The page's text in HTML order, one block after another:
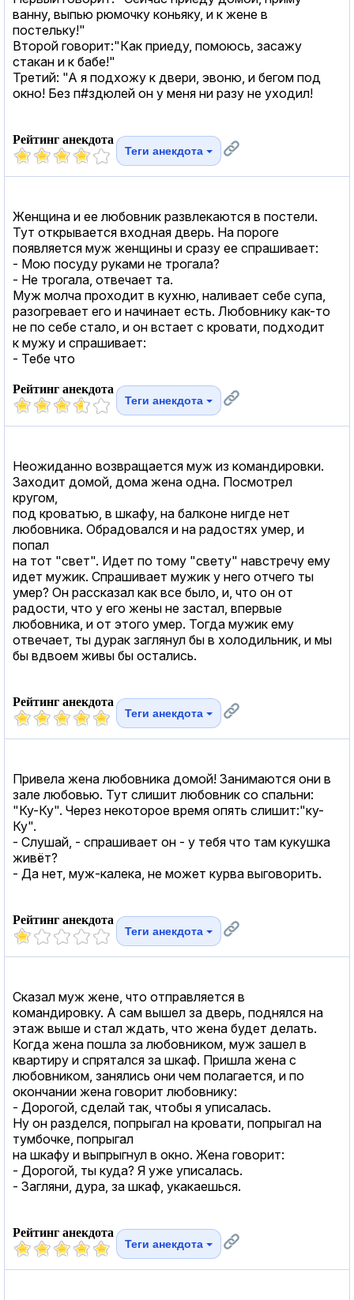
ванну, выпью рюмочку коньяку, и к жене в
постельку!"
Второй говорит:"Как приеду, помоюсь, засажу
стакан и к бабе!"
Третий: "А я подхожу к двери, эвоню, и бегом под
окно! Без п#здюлей он у меня ни разу не уходил!
Рейтинг анекдота
Теги анекдота
Женщина и ее любовник развлекаются в постели.
Тут открывается входная дверь. На пороге
появляется муж женщины и сразу ее спрашивает:
- Мою посуду руками не трогала?
- Не трогала, отвечает та.
Муж молча проходит в кухню, наливает себе супа,
разогревает его и начинает есть. Любовнику как-то
не по себе стало, и он встает с кровати, подходит
к мужу и спрашивает:
- Тебе что
Рейтинг анекдота
Теги анекдота
Неожиданно возвращается муж из командировки.
Заходит домой, дома жена одна. Посмотрел
кругом,
под кроватью, в шкафу, на балконе нигде нет
любовника. Обрадовался и на радостях умер, и
попал
на тот "свет". Идет по тому "свету" навстречу ему
идет мужик. Спрашивает мужик у него отчего ты
умер? Он рассказал как все было, и, что он от
радости, что у его жены не застал, впервые
любовника, и от этого умер. Тогда мужик ему
отвечает, ты дурак заглянул бы в холодильник, и мы
бы вдвоем живы бы остались.
Рейтинг анекдота
Теги анекдота
Привела жена любовника домой! Занимаются они в
зале любовью. Тут слишит любовник со спальни:
"Ку-Ку". Через некоторое время опять слишит:"ку-
Ку".
- Слушай, - спрашивает он - у тебя что там кукушка
живёт?
- Да нет, муж-калека, не может курва выговорить.
Рейтинг анекдота
Теги анекдота
Сказал муж жене, что отправляется в
командировку. А сам вышел за дверь, поднялся на
этаж выше и стал ждать, что жена будет делать.
Когда жена пошла за любовником, муж зашел в
квартиру и спрятался за шкаф. Пришла жена с
любовником, занялись они чем полагается, и по
окончании жена говорит любовнику:
- Дорогой, сделай так, чтобы я уписалась.
Ну он разделся, попрыгал на кровати, попрыгал на
тумбочке, попрыгал
на шкафу и выпрыгнул в окно. Жена говорит:
- Дорогой, ты куда? Я уже уписалась.
- Загляни, дура, за шкаф, укакаешься.
Рейтинг анекдота
Теги анекдота